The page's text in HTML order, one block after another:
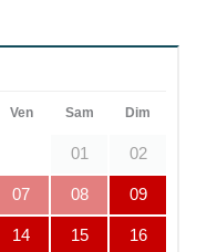
Ven Sam Dim
01 02
07 08 09
14 15 16